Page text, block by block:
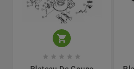

    